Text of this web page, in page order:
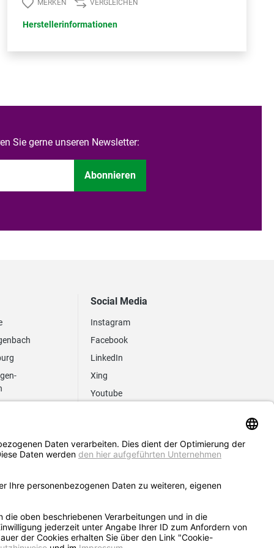
MERKEN VERGLEICHEN
Herstellerinformationen
Sie gerne unseren Newsletter:
Abonnieren
Social Media
Instagram
Facebook
LinkedIn
Xing
Youtube